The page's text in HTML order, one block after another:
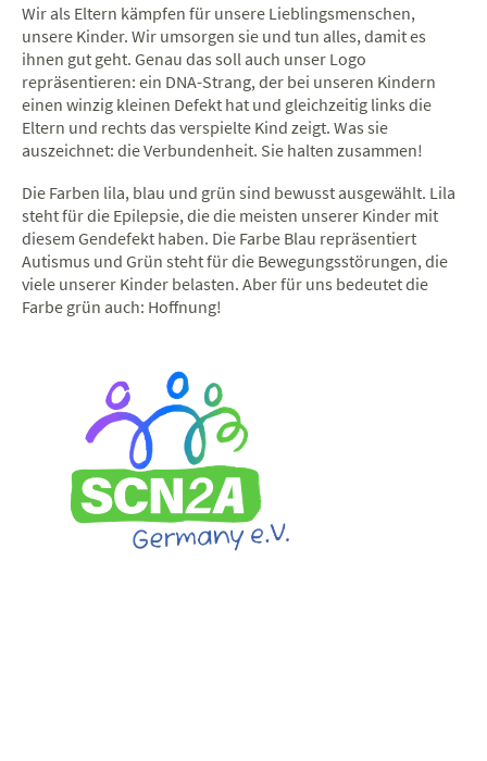
Wir als Eltern kämpfen für unsere Lieblingsmenschen,
unsere Kinder. Wir umsorgen sie und tun alles, damit es
ihnen gut geht. Genau das soll auch unser Logo
repräsentieren: ein DNA-Strang, der bei unseren Kindern
einen winzig kleinen Defekt hat und gleichzeitig links die
Eltern und rechts das verspielte Kind zeigt. Was sie
auszeichnet: die Verbundenheit. Sie halten zusammen!
Die Farben lila, blau und grün sind bewusst ausgewählt. Lila
steht für die Epilepsie, die die meisten unserer Kinder mit
diesem Gendefekt haben. Die Farbe Blau repräsentiert
Autismus und Grün steht für die Bewegungsstörungen, die
viele unserer Kinder belasten. Aber für uns bedeutet die
Farbe grün auch: Hoffnung!